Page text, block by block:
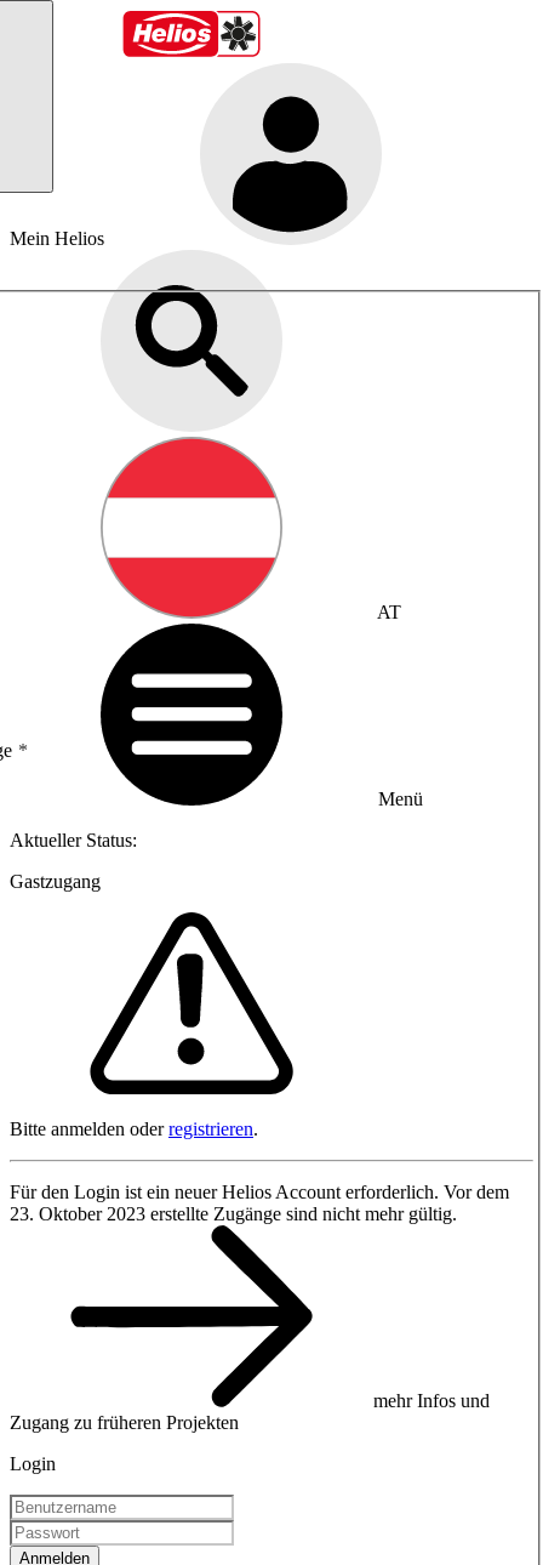
Mein Helios
AT
Menü
Aktueller Status:
Gastzugang
Bitte anmelden oderregistrieren.
Für den Login ist ein neuer Helios Account erforderlich. Vor dem
23. Oktober 2023 erstellte Zugänge sind nicht mehr gültig.
mehr Infos und
Zugang zu früheren Projekten
Login
Anmelden